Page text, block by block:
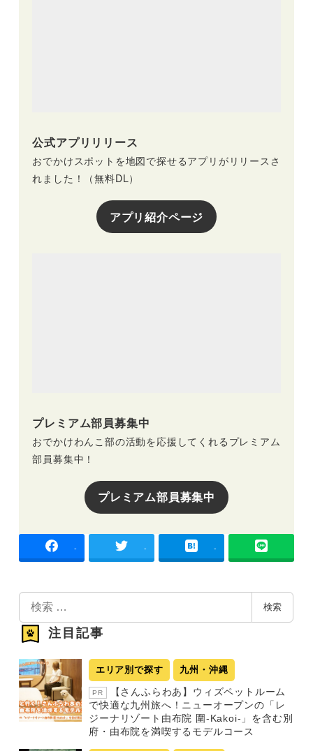
公式アプリリリース
おでかけスポットを地図で探せるアプリがリリースさ
れました！（無料DL）
アプリ紹介ページ
プレミアム部員募集中
おでかけわんこ部の活動を応援してくれるプレミアム
部員募集中！
プレミアム部員募集中
- - -
検
索
検索
注目記事
エリア別で探す 九州・沖縄
PR
【さんふらわあ】ウィズペットルーム
で快適な九州旅へ！ニューオープンの「レ
ジーナリゾート由布院 圍-Kakoi-」を含む別
府・由布院を満喫するモデルコース